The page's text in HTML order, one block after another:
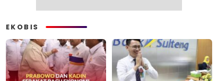
EKOBIS